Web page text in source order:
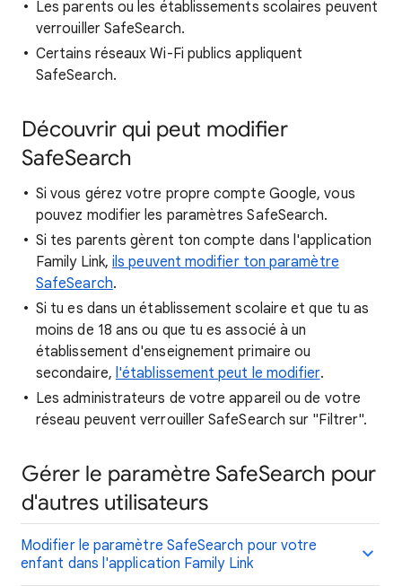
Les parents ou les établissements scolaires peuvent
verrouiller SafeSearch.
Certains réseaux Wi-Fi publics appliquent
SafeSearch.
Découvrir qui peut modifier
SafeSearch
Si vous gérez votre propre compte Google, vous
pouvez modifier les paramètres SafeSearch.
Si tes parents gèrent ton compte dans l'application
Family Link,ils peuvent modifier ton paramètre
SafeSearch.
Si tu es dans un établissement scolaire et que tu as
moins de 18 ans ou que tu es associé à un
établissement d'enseignement primaire ou
secondaire, l'établissement peut le modifier.
Les administrateurs de votre appareil ou de votre
réseau peuvent verrouiller SafeSearch sur "Filtrer".
Gérer le paramètre SafeSearch pour
d'autres utilisateurs
Modifier le paramètre SafeSearch pour votre
enfant dans l'application Family Link